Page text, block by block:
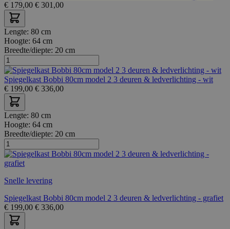
€ 179,00 € 301,00
Lengte: 80 cm
Hoogte: 64 cm
Breedte/diepte: 20 cm
Spiegelkast Bobbi 80cm model 2 3 deuren & ledverlichting - wit
€ 199,00 € 336,00
Lengte: 80 cm
Hoogte: 64 cm
Breedte/diepte: 20 cm
Snelle levering
Spiegelkast Bobbi 80cm model 2 3 deuren & ledverlichting - grafiet
€ 199,00 € 336,00